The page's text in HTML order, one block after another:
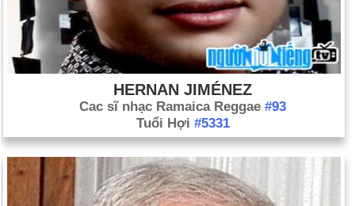
HERNAN JIMÉNEZ
Cac sĩ nhạc Ramaica Reggae #93
Tuổi Hợi #5331